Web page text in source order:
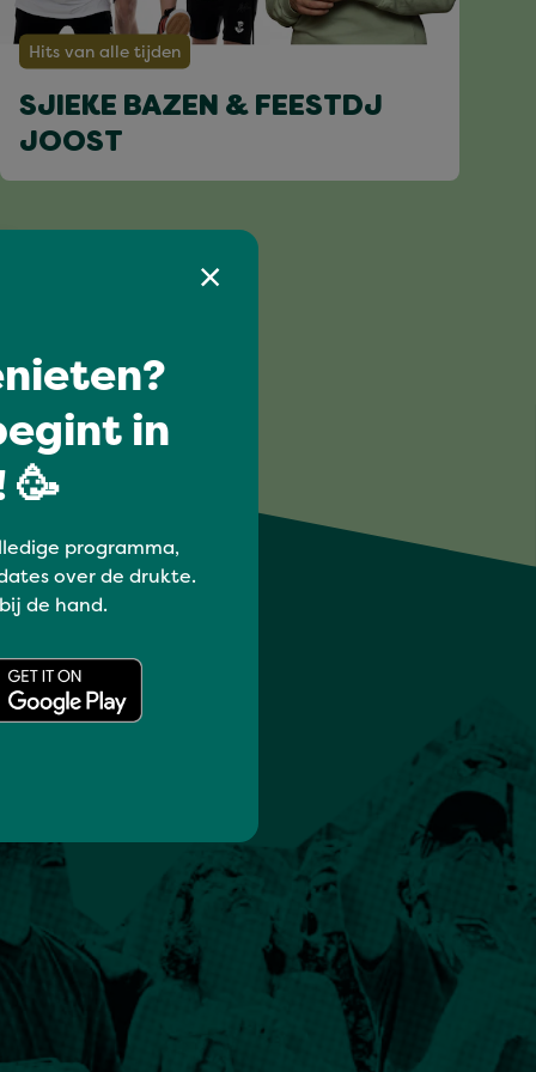
Hits van alle tijden
SJIEKE BAZEN & FEESTDJ
JOOST
in
🥳
programma,
over de drukte.
de hand.